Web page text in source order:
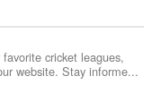
cricket leagues,
website. Stay informe...